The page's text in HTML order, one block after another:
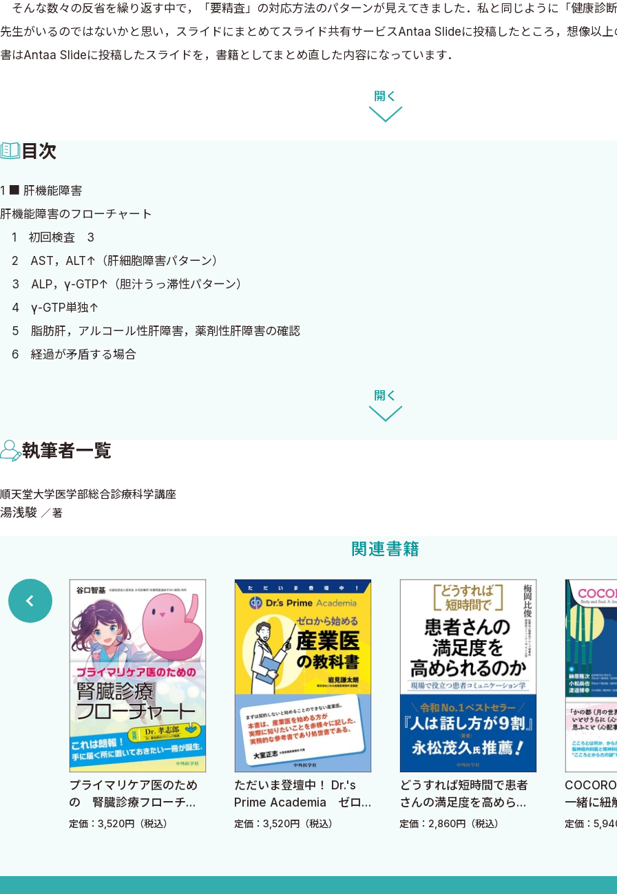
そんな数々の反省を繰り返す中で，「要精査」の対応方法のパターンが見えてきました．私と同じように「健康診
先生がいるのではないかと思い，スライドにまとめてスライド共有サービスAntaa Slideに投稿したところ，想像以
書はAntaa Slideに投稿したスライドを，書籍としてまとめ直した内容になっています．
で，自治体と健康診断の受診率向上に取り組み，診察から健診後の対応までを経験しました．現在は大学病院の人間
そんな私の外来に欠かせないのが，Antaa Slideに投稿している自らのスライドです．検査項目が抜けていないか確
を加えて作成しました．ぜひ皆さんも本書を横に置き，外来の合間にフローチャートを確認しながら診療を進めてい
がそうであったように，今よりも正確で，抜かりのない診療が行えることを約束します．
スライドは健康診断後の外来を担当し始めた若手医師の他に，担当患者の検査異常がみつかった各科の専門医や，
たベテランの先生にもご好評をいただいています．本書もスライド同様に年次，専門科を問わずお役に立てる内容を
最後に，困り顔をしながらも根気強く指導していただいた指導医の先生方，本書の構想段階から確認作業に至るま
方，外来通院を通じてたくさんの学びをくれた患者さんのおかげで本書の完成に至りました．改めて感謝申し上げた
2025年12月
開く
目次
1 ■ 肝機能障害
肝機能障害のフローチャート
1 初回検査 3
2 AST，ALT↑（肝細胞障害パターン）
3 ALP，γ-GTP↑（胆汁うっ滞性パターン）
4 γ-GTP単独↑
5 脂肪肝，アルコール性肝障害，薬剤性肝障害の確認
6 経過が矛盾する場合
高血圧のフローチャート
2 二次性高血圧の確認
3 3種類の降圧薬併用も降圧目標に達していない
▶降圧目標
▶降圧薬の内服タイミング
【コラム】予防医療
糖尿病のフローチャート
3 インスリン分泌・抵抗性の評価
4 薬物療法
▶生活習慣の改善
開く
執筆者一覧
順天堂大学医学部総合診療科学講座
湯浅駿 著
関連書籍
プライマリケア医のため
の 腎臓診療フローチャ
定価：3,520円（税込）
ただいま登壇中！ Dr.'s
Prime Academia ゼロ
から始める産業医の教科
定価：3,520円（税込）
どうすれば短時間で患者
さんの満足度を高められ
定価：2,860円（税込）
COCOROと
一緒に紐解く古典
ィカルミステリー
定価：5,940円（税込